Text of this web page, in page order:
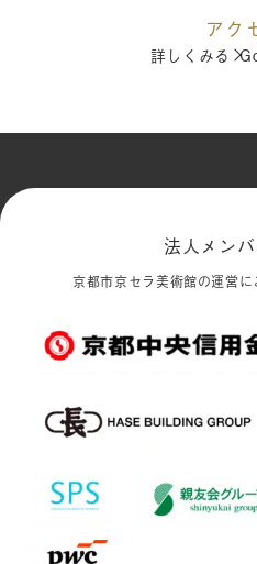
アク
詳しくみる
法人メン
京都市京セラ美術館の運営に